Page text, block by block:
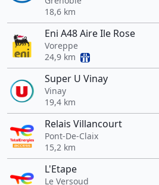
18,6 km
Eni A48 Aire Ile Rose
Voreppe
24,9 km
Super U Vinay
Vinay
19,4 km
Relais Villancourt
Pont-De-Claix
15,2 km
L'Etape
Le Versoud